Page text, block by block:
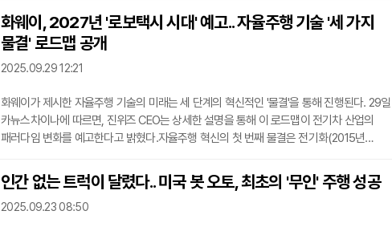
것이었다.5일(현지 시각) 데일리스타 보도에 따르면, 중국 자율주행 기업들이 몇 년 전
전기차 시장을 석권했던 것처럼 무서운 속도로 세계 시장을 재편하고 있다.국경을 넘는
중국의 로보택시 군단포니에이아이(Pony.ai)의 중동 진출은 카타르 국영 운송 회사인
모와살랏(Mowasalat)과의 협력
화웨이, 2027년 '로보택시 시대' 예고.. 자율주행 기술 '세 가지
물결' 로드맵 공개
2025.09.29 12:21
화웨이가 제시한 자율주행 기술의 미래는 세 단계의 혁신적인 '물결'을 통해 진행된다. 29일
카뉴스차이나에 따르면, 진위즈 CEO는 상세한 설명을 통해 이 로드맵이 전기차 산업의
패러다임 변화를 예고한다고 밝혔다.자율주행 혁신의 첫 번째 물결은 전기화(2015년
사용자들의 여행 비용을 절감하는 것이 핵심 목표였다.현재 진행 중인 두 번째 물결은
인텔리전스(2022년~2027년) 시대다. 이 물결은 차량의 지능화에 초점을 맞춘다.
화웨이는 알고리즘을 고도화하여 운전자의 작업량을 획기적으로 줄이는 데 집중하고 있다.
인간 없는 트럭이 달렸다.. 미국 봇 오토, 최초의 '무인' 주행 성공
2025.09.23 08:50